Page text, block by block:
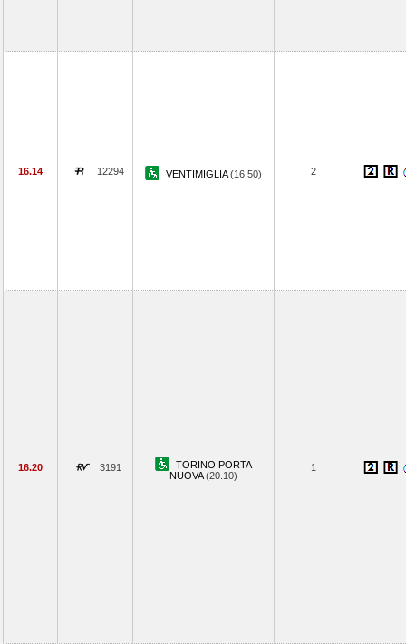
16.14 12294 VENTIMIGLIA(16.50) 2
16.20 3191
TORINO PORTA
NUOVA(20.10)
1